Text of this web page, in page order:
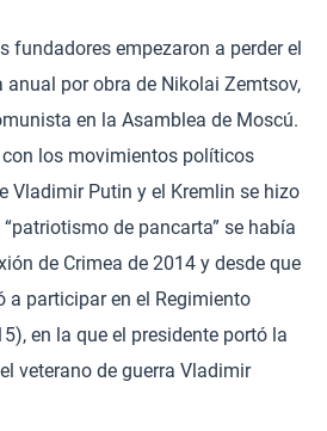
fundadores empezaron a perder el
por obra de Nikolai Zemtsov,
en la Asamblea de Moscú.
los movimientos políticos
Vladimir Putin y el Kremlin se hizo
“patriotismo de pancarta” se había
de Crimea de 2014 y desde que
a participar en el Regimiento
en la que el presidente portó la
veterano de guerra Vladimir